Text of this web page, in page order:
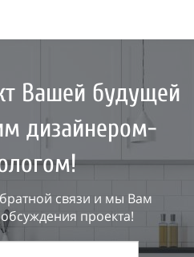
Вашей будущей
дизайнером-
связи и мы Вам
проекта!